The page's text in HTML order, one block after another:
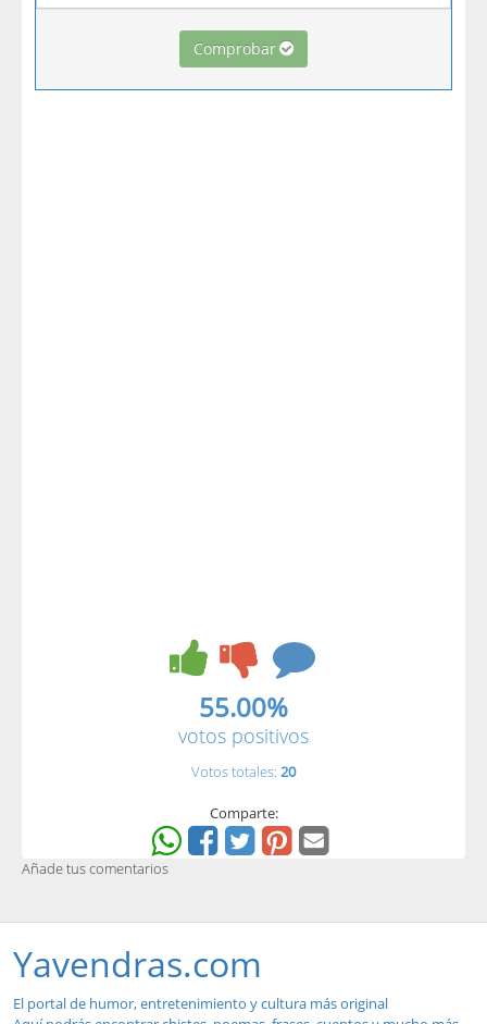
Comprobar
55.00%
votos positivos
Votos totales: 20
Comparte:
Añade tus comentarios
Yavendras.com
El portal de humor, entretenimiento y cultura más original